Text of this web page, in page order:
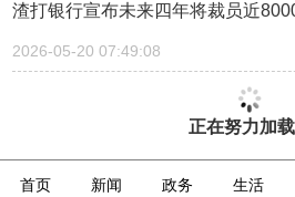
渣打银行宣布未来四年将裁员近
2026-05-20 07:49:08
正在努力加
首页 新闻 政务 生活